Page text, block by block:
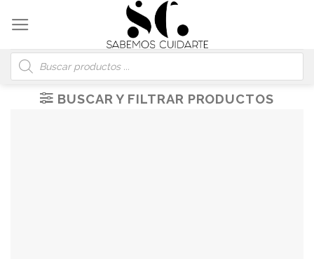
content
Búsqueda
de
productos
BUSCAR Y FILTRAR PRODUCTOS